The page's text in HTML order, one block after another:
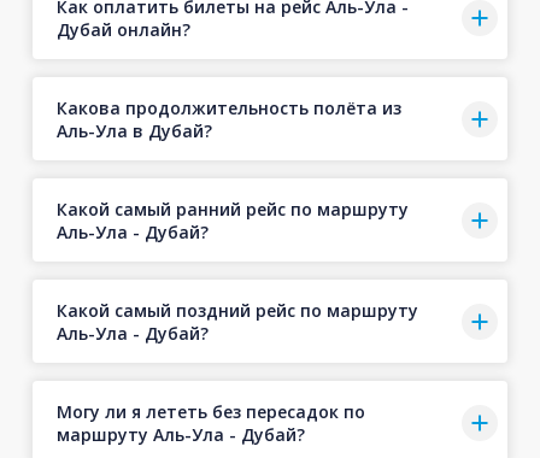
Как оплатить билеты на рейс Аль-Ула -
Дубай онлайн?
Какова продолжительность полёта из
Аль-Ула в Дубай?
Какой самый ранний рейс по маршруту
Аль-Ула - Дубай?
Какой самый поздний рейс по маршруту
Аль-Ула - Дубай?
Могу ли я лететь без пересадок по
маршруту Аль-Ула - Дубай?